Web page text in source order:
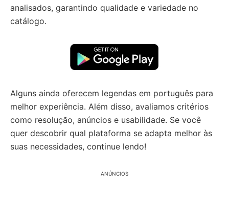
analisados, garantindo qualidade e variedade no
catálogo.
Alguns ainda oferecem legendas em português para
melhor experiência. Além disso, avaliamos critérios
como resolução, anúncios e usabilidade. Se você
quer descobrir qual plataforma se adapta melhor às
suas necessidades, continue lendo!
ANÚNCIOS